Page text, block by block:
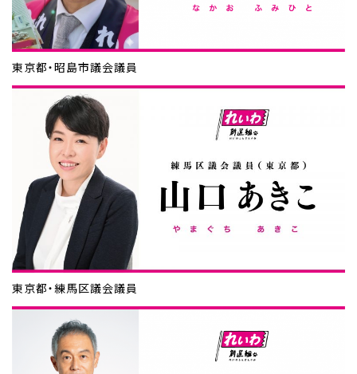
東京都・昭島市議会議員
東京都・練馬区議会議員